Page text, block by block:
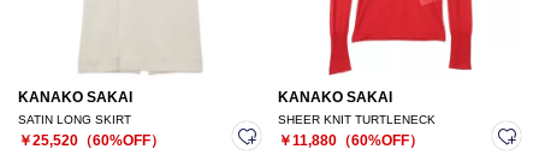
KANAKO SAKAI
SATIN LONG SKIRT
￥25,520（60%OFF）
KANAKO SAKAI
SHEER KNIT TURTLENECK
￥11,880（60%OFF）